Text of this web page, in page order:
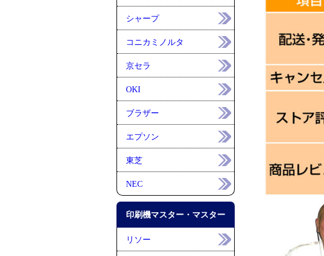
シャープ
コニカミノルタ
京セラ
OKI
ブラザー
エプソン
東芝
NEC
印刷機マスター・マスター
リソー